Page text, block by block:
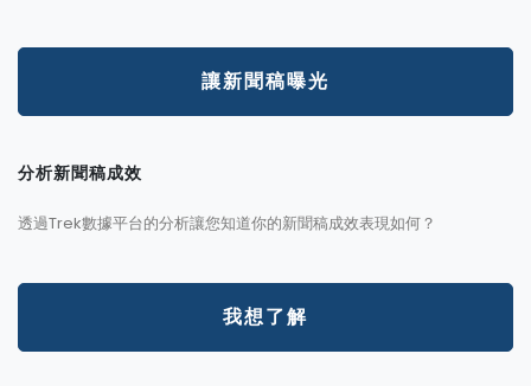
讓新聞稿曝光
分析新聞稿成效
透過Trek數據平台的分析讓您知道你的新聞稿成效表現如何？
我想了解